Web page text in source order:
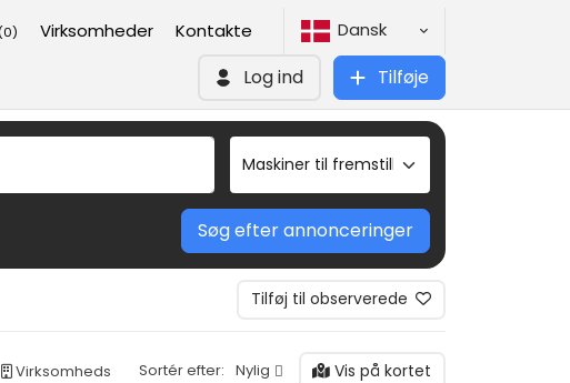
(0) Virksomheder Kontakte Dansk
Log ind Tilføje
Søg efter annonceringer
Tilføj til observerede
Virksomheds Sortér efter: Nylig Vis på kortet